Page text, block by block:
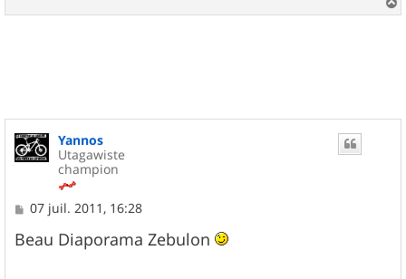
a
Yannos
Utagawiste
champion
M
s
s
07 juil. 2011, 16:28
Beau Diaporama Zebulon